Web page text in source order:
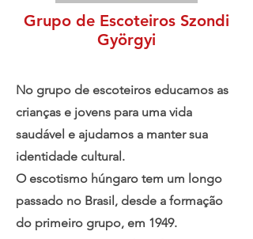
Grupo de Escoteiros Szondi
Györgyi
No grupo de escoteiros educamos as
crianças e jovens para uma vida
saudável e ajudamos a manter sua
identidade cultural.
O escotismo húngaro tem um longo
passado no Brasil, desde a formação
do primeiro grupo, em 1949.